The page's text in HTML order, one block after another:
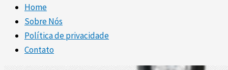
Home
Sobre Nós
Política de privacidade
Contato